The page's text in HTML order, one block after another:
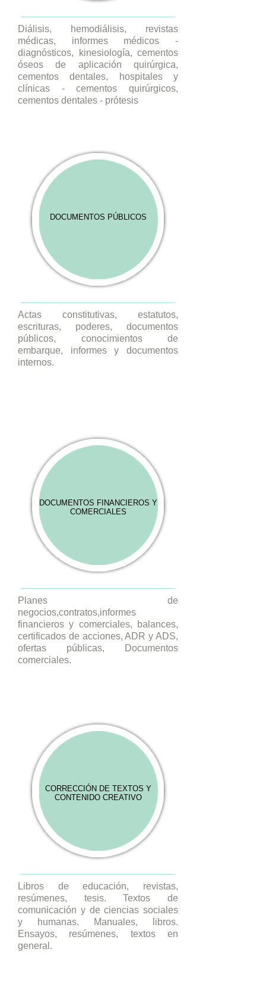
Diálisis, hemodiálisis, revistas
médicas, informes médicos -
diagnósticos, kinesiología, cementos
óseos de aplicación quirúrgica,
cementos dentales, hospitales y
clínicas - cementos quirúrgicos,
cementos dentales - prótesis
DOCUMENTOS PÚBLICOS
Actas constitutivas, estatutos,
escrituras, poderes, documentos
públicos, conocimientos de
embarque, informes y documentos
internos.
DOCUMENTOS FINANCIEROS Y
COMERCIALES
Planes de
negocios,contratos,informes
financieros y comerciales, balances,
certificados de acciones, ADR y ADS,
ofertas públicas, Documentos
comerciales.
CORRECCIÓN DE TEXTOS Y
CONTENIDO CREATIVO
Libros de educación, revistas,
resúmenes, tesis. Textos de
comunicación y de ciencias sociales
y humanas. Manuales, libros.
Ensayos, resúmenes, textos en
general.